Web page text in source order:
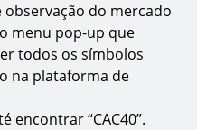
do mercado
menu pop-up que
todos os símbolos
na plataforma de
encontrar “CAC40”.